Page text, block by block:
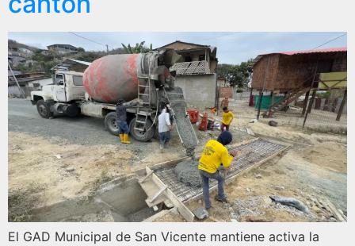
El GAD Municipal de San Vicente mantiene activa la